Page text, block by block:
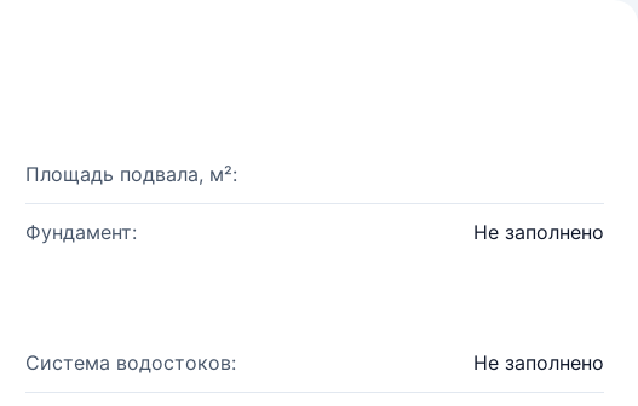
Площадь подвала, м²:
Фундамент: Не заполнено
Система водостоков: Не заполнено